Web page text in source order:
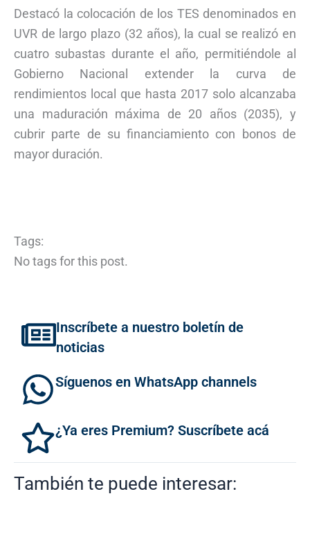
Destacó la colocación de los TES denominados en
UVR de largo plazo (32 años), la cual se realizó en
cuatro subastas durante el año, permitiéndole al
Gobierno Nacional extender la curva de
rendimientos local que hasta 2017 solo alcanzaba
una maduración máxima de 20 años (2035), y
cubrir parte de su financiamiento con bonos de
mayor duración.
Tags:
No tags for this post.
Inscríbete a nuestro boletín de
noticias
Síguenos en WhatsApp channels
¿Ya eres Premium? Suscríbete acá
También te puede interesar: